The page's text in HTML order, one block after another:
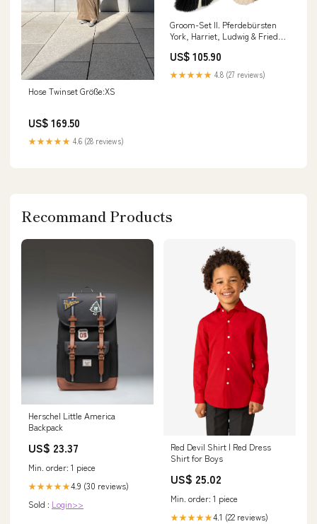
Hose Twinset Größe:XS
US$ 169.50
★★★★★ 4.6 (28 reviews)
Groom-Set II. Pferdebürsten
York, Harriet, Ludwig & Frieda
US$ 105.90
★★★★★ 4.8 (27 reviews)
Recommand Products
Herschel Little America
Backpack
US$ 23.37
Min. order: 1 piece
★★★★★4.9 (30 reviews)
Sold : Login>>
Red Devil Shirt | Red Dress
Shirt for Boys
US$ 25.02
Min. order: 1 piece
★★★★★4.1 (22 reviews)